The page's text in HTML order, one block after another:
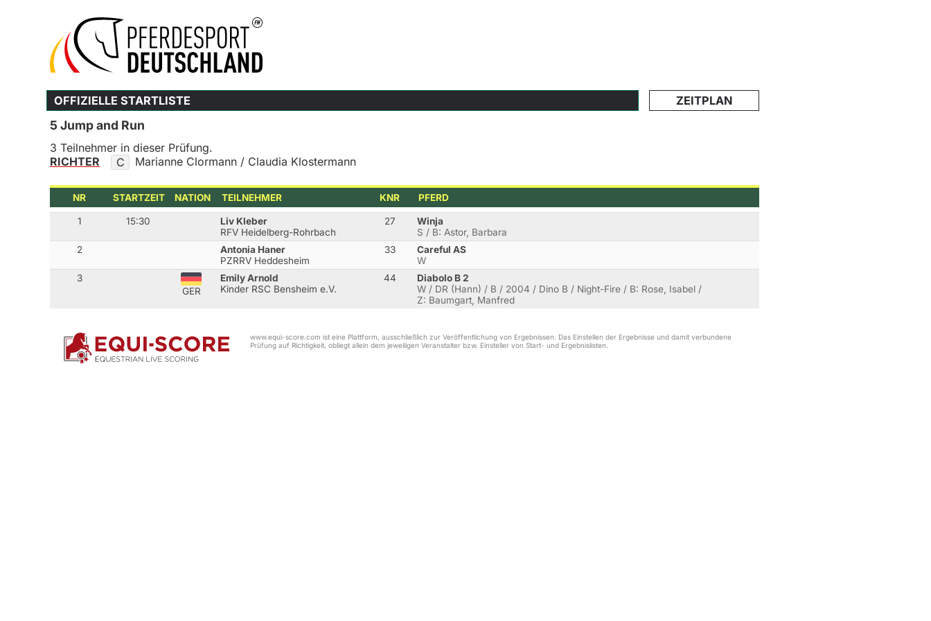
OFFIZIELLE STARTLISTE ZEITPLAN
5 Jump and Run
3 Teilnehmer in dieser Prüfung.
RICHTER
C Marianne Clormann / Claudia Klostermann
NR STARTZEIT NATION TEILNEHMER KNR PFERD
1 15:30
Liv Kleber
RFV Heidelberg-Rohrbach
27
Winja
S / B: Astor, Barbara
2
Antonia Haner
PZRRV Heddesheim
33
Careful AS
W
3
GER
Emily Arnold
Kinder RSC Bensheim e.V.
44
Diabolo B 2
W / DR (Hann) / B / 2004 / Dino B / Night-Fire / B: Rose, Isabel /
Z: Baumgart, Manfred
www.equi-score.com ist eine Plattform, ausschließlich zur Veröffentlichung von Ergebnissen. Das Einstellen der Ergebnisse und damit verbundene
Prüfung auf Richtigkeit, obliegt allein dem jeweiligen Veranstalter bzw. Einsteller von Start- und Ergebnislisten.